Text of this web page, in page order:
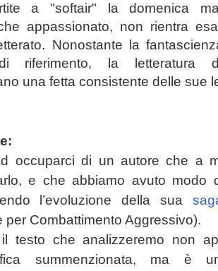
a "softair" la domenica
appassionato, non rientra
Nonostante la
riferimento, la letteratura
una fetta consistente delle sue
occuparci di un autore che a
e che abbiamo avuto modo
l’evoluzione della sua
per Combattimento Aggressivo).
testo che analizzeremo non
summenzionata, ma è